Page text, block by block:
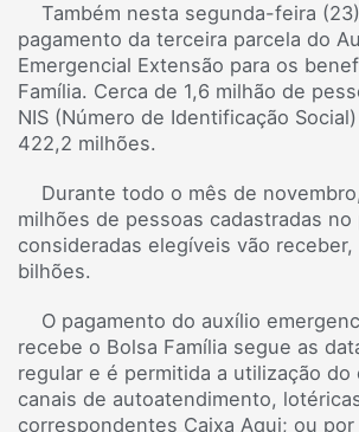
Também nesta segunda-feira
pagamento da terceira parcela do
Emergencial Extensão para os
Família. Cerca de 1,6 milhão de
NIS (Número de Identificação
422,2 milhões.
Durante todo o mês de
milhões de pessoas cadastradas no
consideradas elegíveis vão
bilhões.
O pagamento do auxílio
recebe o Bolsa Família segue as
regular e é permitida a utilização do
canais de autoatendimento,
correspondentes Caixa Aqui; ou